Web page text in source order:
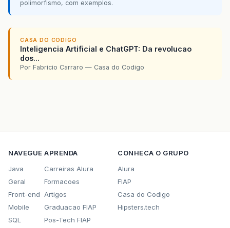
polimorfismo, com exemplos.
CASA DO CODIGO
Inteligencia Artificial e ChatGPT: Da revolucao
dos...
Por Fabricio Carraro — Casa do Codigo
NAVEGUE
Java
Geral
Front-end
Mobile
SQL
APRENDA
Carreiras Alura
Formacoes
Artigos
Graduacao FIAP
Pos-Tech FIAP
CONHECA O GRUPO
Alura
FIAP
Casa do Codigo
Hipsters.tech